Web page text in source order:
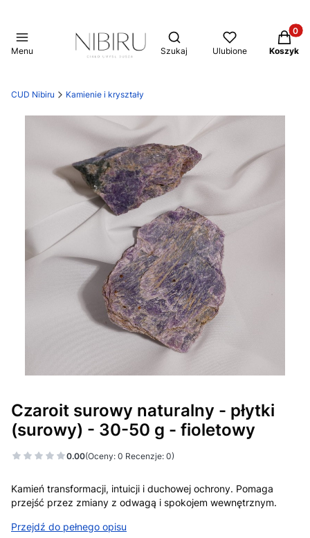
Menu
Otwórz wyszukiwarkę
Szukaj Ulubione Koszyk
CUD Nibiru Kamienie i kryształy
Czaroit surowy naturalny - płytki
(surowy) - 30-50 g - fioletowy
0.00(Oceny: 0 Recenzje: 0)
Kamień transformacji, intuicji i duchowej ochrony. Pomaga
przejść przez zmiany z odwagą i spokojem wewnętrznym.
Przejdź do pełnego opisu